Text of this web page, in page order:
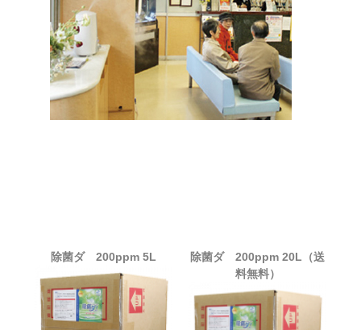
除菌ダ 200ppm 5L
除菌ダ 200ppm 20L（送
料無料）